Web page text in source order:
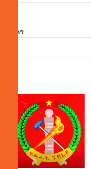
ፈልግ